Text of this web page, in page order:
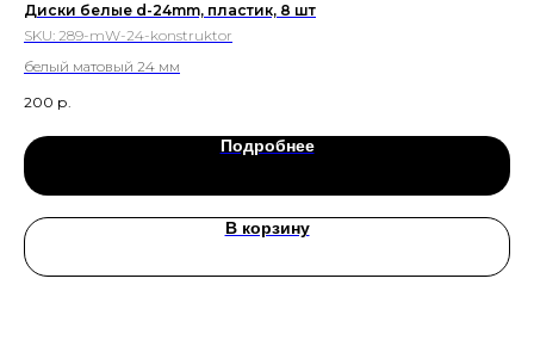
Диски белые d-24mm, пластик, 8 шт
SKU: 289-mW-24-konstruktor
белый матовый 24 мм
200 р.
Подробнее
В корзину